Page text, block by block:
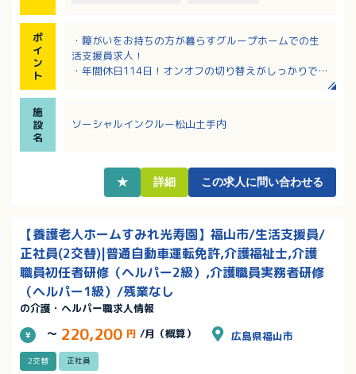
ポ
イ
ン
ト
・障がいをお持ちの方が暮らすグループホームでの生
活支援員求人！
・年間休日114日！オンオフの切り替えがしっかりでき
定して勤務いただけます！
・全国展開の株式会社が母体！福利厚生も充実！
施
設
名
ソーシャルインクルー松山土手内
★ 詳細 この求人に問い合わせる
【養護老人ホームすみれ光寿園】福山市/生活支援員/
正社員(2交替)|普通自動車運転免許,介護福祉士,介護
職員初任者研修（ヘルパー2級）,介護職員実務者研修
（ヘルパー1級）/残業なし
の介護・ヘルパー職求人情報
～ 220,200 円 /月（概算） 広島県福山市
2交替 正社員